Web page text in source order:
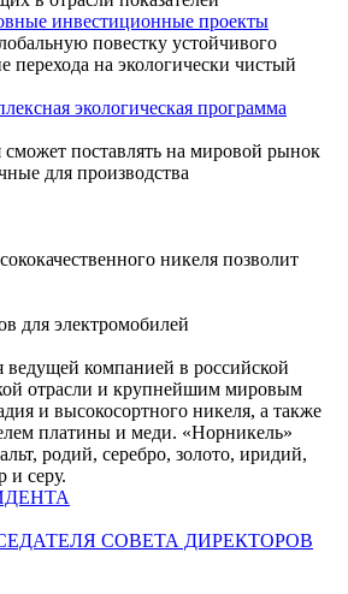
инвестиционные проекты
повестку устойчивого
перехода на экологически чистый
экологическая программа
поставлять на мировой рынок
для производства
никеля позволит
для электромобилей
ведущей компанией в российской
отрасли и крупнейшим мировым
и высокосортного никеля, а также
платины и меди. «Норникель»
родий, серебро, золото, иридий,
и серу.
СОВЕТА ДИРЕКТОРОВ